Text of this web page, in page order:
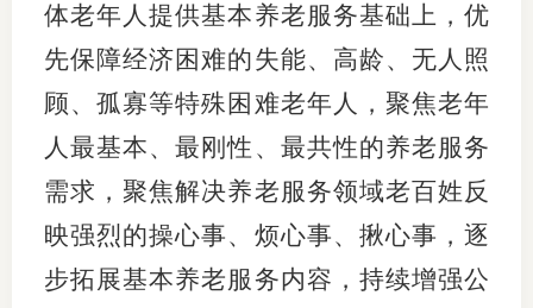
体老年人提供基本养老服务基础上，优
先保障经济困难的失能、高龄、无人照
顾、孤寡等特殊困难老年人，聚焦老年
人最基本、最刚性、最共性的养老服务
需求，聚焦解决养老服务领域老百姓反
映强烈的操心事、烦心事、揪心事，逐
步拓展基本养老服务内容，持续增强公